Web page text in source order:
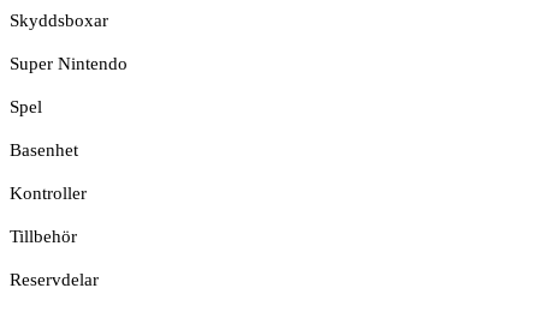
Skyddsboxar
Super Nintendo
Spel
Basenhet
Kontroller
Tillbehör
Reservdelar